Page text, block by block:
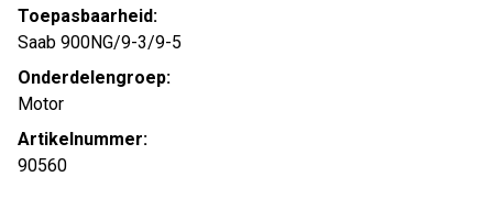
Toepasbaarheid:
Saab 900NG/9-3/9-5
Onderdelengroep:
Motor
Artikelnummer:
90560